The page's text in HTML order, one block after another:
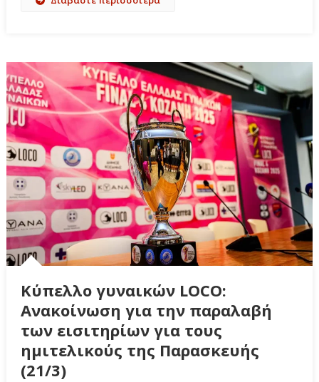
Κύπελλο γυναικών LOCΟ:
Ανακοίνωση για την παραλαβή
των εισιτηρίων για τους
ημιτελικούς της Παρασκευής
(21/3)